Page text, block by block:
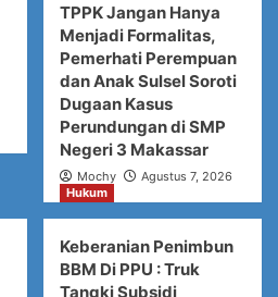
TPPK Jangan Hanya
Menjadi Formalitas,
Pemerhati Perempuan
dan Anak Sulsel Soroti
Dugaan Kasus
Perundungan di SMP
Negeri 3 Makassar
Mochy Agustus 7, 2026
Hukum
Keberanian Penimbun
BBM Di PPU : Truk
Tangki Subsidi